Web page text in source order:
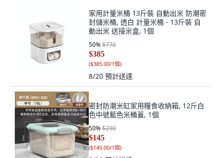
家用計量米桶 13斤裝 自動出米 防潮密
封儲米桶, 透白 計量米桶 - 13斤裝 自
動出米 送接米盒, 1個
50%$770
$385
($385.00/1個)
8/20 預計送達
密封防潮米缸家用糧食收納箱, 12斤白
色中號藍色米桶蓋, 1個
50%$290
$145
($145.00/1個)